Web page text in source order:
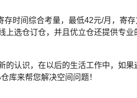
时间综合考量，最低42元/月，寄
选仓订仓，并且优立仓还提供专业
认识，在以后的生活工作中，如果
库来帮您解决空间问题！